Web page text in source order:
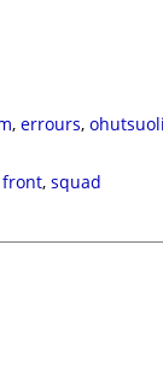
, errours,
front, squad